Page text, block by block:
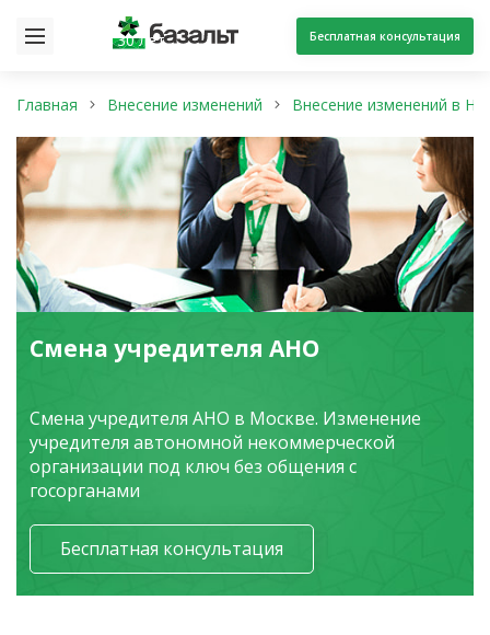
30 лет Бесплатная консультация
Главная Внесение изменений Внесение изменений в
Смена учредителя АНО
Смена учредителя АНО в Москве. Изменение
учредителя автономной некоммерческой
организации под ключ без общения с
госорганами
Бесплатная консультация